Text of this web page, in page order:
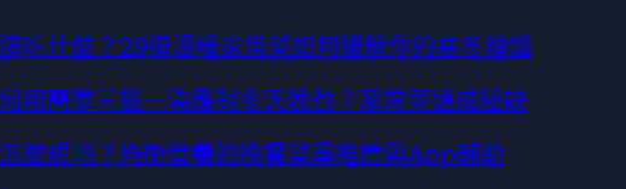
吃什麼？29道溫暖家常菜如何緩解你的寒冬煩惱
用簡單三餸一湯應對冬天晚餐？家常菜速成秘訣
麼規劃？均衡營養的晚餐菜單推薦與App輔助